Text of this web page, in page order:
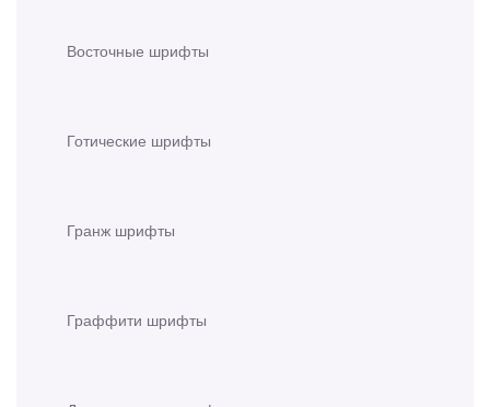
Восточные шрифты
Готические шрифты
Гранж шрифты
Граффити шрифты